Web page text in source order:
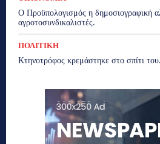
Ο Προϋπολογισμός η δημοσιογραφική
αγροτοσυνδικαλιστές.
ΠΟΛΙΤΙΚΗ
Κτηνοτρόφος κρεμάστηκε στο σπίτι του.